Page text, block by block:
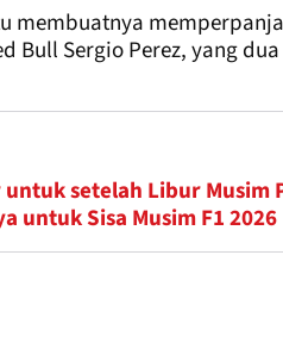
membuatnya
Bull Sergio Perez, yang
setelah Libur Musim
untuk Sisa Musim F1 2026